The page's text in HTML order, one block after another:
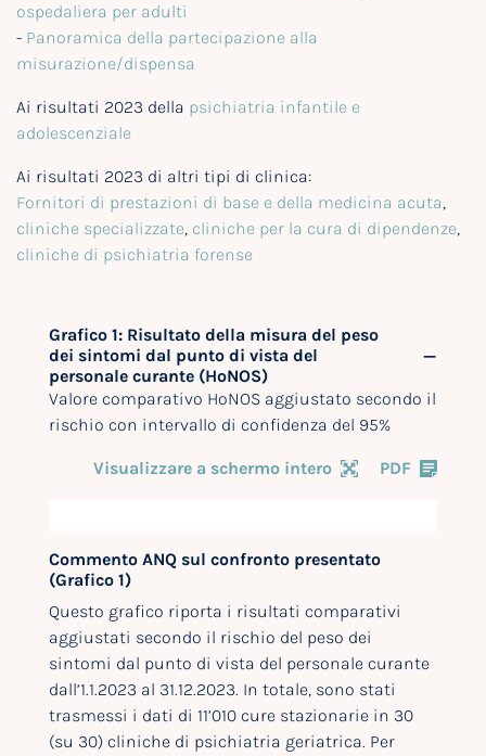
ospedaliera per adulti
- Panoramica della partecipazione alla
misurazione/dispensa
Ai risultati 2023 della psichiatria infantile e
adolescenziale
Ai risultati 2023 di altri tipi di clinica:
Fornitori di prestazioni di base e della medicina acuta,
cliniche specializzate, cliniche per la cura di dipendenze,
cliniche di psichiatria forense
Grafico 1: Risultato della misura del peso
dei sintomi dal punto di vista del
personale curante (HoNOS)
Valore comparativo HoNOS aggiustato secondo il
rischio con intervallo di confidenza del 95%
Visualizzare a schermo intero PDF
Commento ANQ sul confronto presentato
(Grafico 1)
Questo grafico riporta i risultati comparativi
aggiustati secondo il rischio del peso dei
sintomi dal punto di vista del personale curante
dall’1.1.2023 al 31.12.2023. In totale, sono stati
trasmessi i dati di 11’010 cure stazionarie in 30
(su 30) cliniche di psichiatria geriatrica. Per